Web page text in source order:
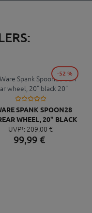
SPANK SPOON28
WHEEL, 20" BLACK
20"
UVP¹: 209, 00 €
99,99€
-52 %